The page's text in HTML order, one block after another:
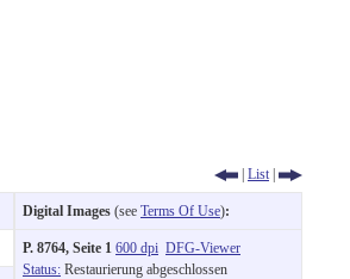
| List |
Digital Images (see Terms Of Use):
P. 8764, Seite 1 600 dpi DFG-Viewer
Status: Restaurierung abgeschlossen